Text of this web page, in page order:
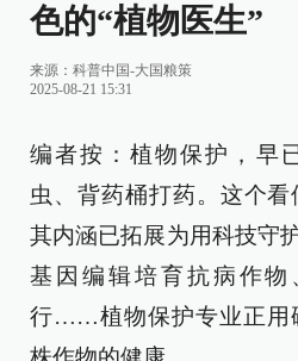
色的“植物医生”
来源：科普中国-大国粮策
2025-08-21 15:31
编者按：植物保护，早
虫、背药桶打药。这个
其内涵已拓展为用科技守
基因编辑培育抗病作
行……植物保护专业正用